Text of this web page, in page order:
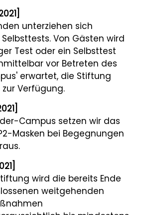
unterziehen sich
Von Gästen wird
Test oder ein Selbsttest
vor Betreten des
erwartet, die Stiftung
Verfügung.
Campus setzen wir das
Masken bei Begegnungen
wird die bereits Ende
weitgehenden